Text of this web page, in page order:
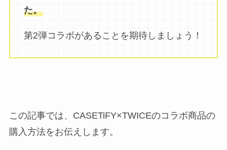
た。
第2弾コラボがあることを期待しましょう！
この記事では、CASETiFY×TWICEのコラボ商品の
購入方法をお伝えします。